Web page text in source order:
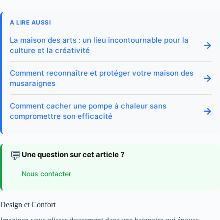
A LIRE AUSSI
La maison des arts : un lieu incontournable pour la
culture et la créativité
→
Comment reconnaître et protéger votre maison des
musaraignes
→
Comment cacher une pompe à chaleur sans
compromettre son efficacité
→
💬 Une question sur cet article ?
Nous contacter
Design et Confort